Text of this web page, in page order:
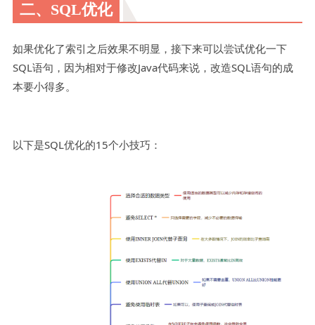
二、SQL优化
如果优化了索引之后效果不明显，接下来可以尝试优化一下
SQL语句，因为相对于修改Java代码来说，改造SQL语句的成
本要小得多。
以下是SQL优化的15个小技巧：